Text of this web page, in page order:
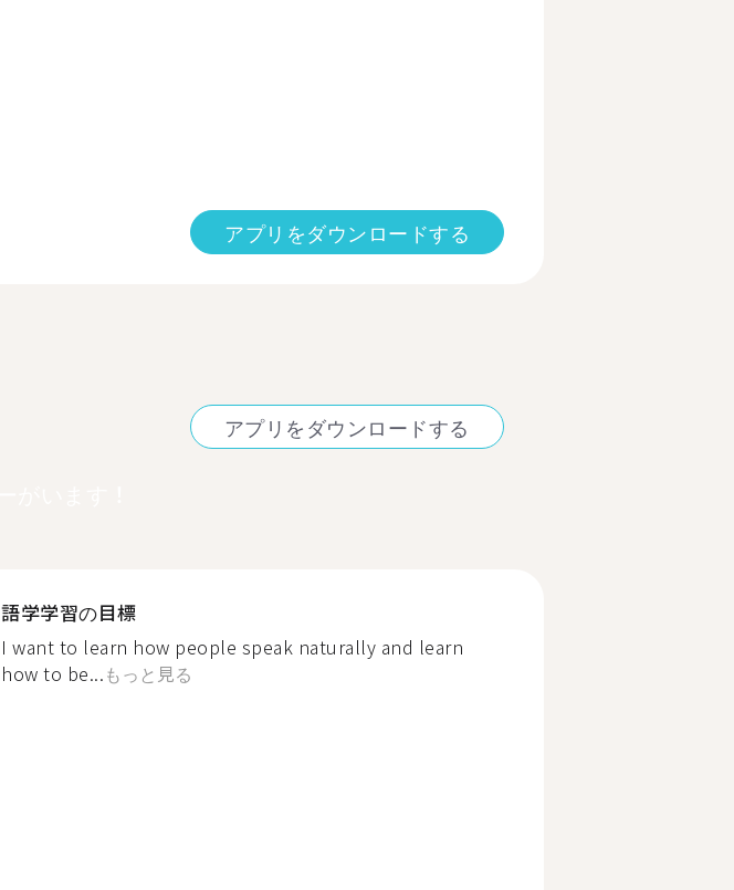
アプリをダウンロードする
アプリをダウンロードする
語学学習の目標
I want to learn how people speak naturally and learn
how to be...もっと見る